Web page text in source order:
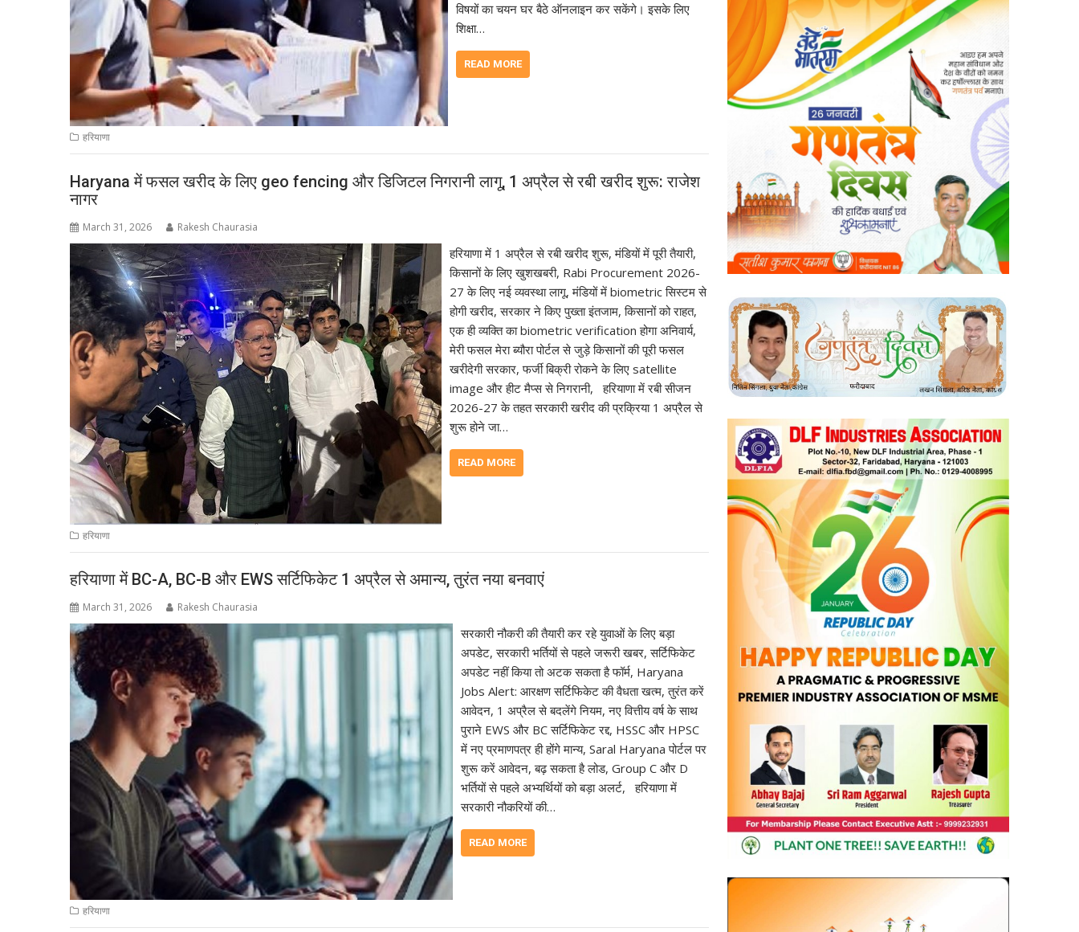
विषयों का चयन घर बैठे ऑनलाइन कर सकेंगे। इसके लिए
शिक्षा…
READ MORE
हरियाणा
Haryana में फसल खरीद के लिए geo fencing और डिजिटल निगरानी लागू, 1 अप्रैल से रबी खरीद शुरू: राजेश
नागर
March 31, 2026 Rakesh Chaurasia
हरियाणा में 1 अप्रैल से रबी खरीद शुरू, मंडियों में पूरी तैयारी,
किसानों के लिए खुशखबरी, Rabi Procurement 2026-
27 के लिए नई व्यवस्था लागू, मंडियों में biometric सिस्टम से
होगी खरीद, सरकार ने किए पुख्ता इंतजाम, किसानों को राहत,
एक ही व्यक्ति का biometric verification होगा अनिवार्य,
मेरी फसल मेरा ब्यौरा पोर्टल से जुड़े किसानों की पूरी फसल
खरीदेगी सरकार, फर्जी बिक्री रोकने के लिए satellite
image और हीट मैप्स से निगरानी, हरियाणा में रबी सीजन
2026-27 के तहत सरकारी खरीद की प्रक्रिया 1 अप्रैल से
शुरू होने जा…
READ MORE
हरियाणा
हरियाणा में BC-A, BC-B और EWS सर्टिफिकेट 1 अप्रैल से अमान्य, तुरंत नया बनवाएं
March 31, 2026 Rakesh Chaurasia
सरकारी नौकरी की तैयारी कर रहे युवाओं के लिए बड़ा
अपडेट, सरकारी भर्तियों से पहले जरूरी खबर, सर्टिफिकेट
अपडेट नहीं किया तो अटक सकता है फॉर्म, Haryana
Jobs Alert: आरक्षण सर्टिफिकेट की वैधता खत्म, तुरंत करें
आवेदन, 1 अप्रैल से बदलेंगे नियम, नए वित्तीय वर्ष के साथ
पुराने EWS और BC सर्टिफिकेट रद्द, HSSC और HPSC
में नए प्रमाणपत्र ही होंगे मान्य, Saral Haryana पोर्टल पर
शुरू करें आवेदन, बढ़ सकता है लोड, Group C और D
भर्तियों से पहले अभ्यर्थियों को बड़ा अलर्ट, हरियाणा में
सरकारी नौकरियों की…
READ MORE
हरियाणा